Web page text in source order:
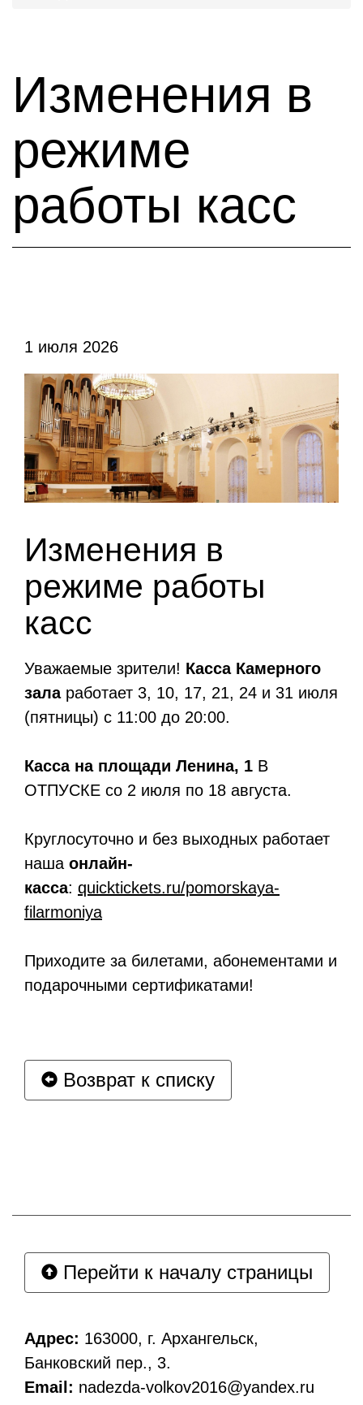
Изменения в
режиме
работы касс
1 июля 2026
Изменения в
режиме работы
касс
Уважаемые зрители! Касса Камерного
залаработает 3, 10, 17, 21, 24 и 31 июля
(пятницы) с 11:00 до 20:00.
Касса на площади Ленина, 1 В
ОТПУСКЕ со 2 июля по 18 августа.
Круглосуточно и без выходных работает
наша онлайн-
касса: quicktickets.ru/pomorskaya-
filarmoniya
Приходите за билетами, абонементами и
подарочными сертификатами!
Возврат к списку
Перейти к началу страницы
Адрес: 163000, г. Архангельск,
Банковский пер., 3.
Email: nadezda-volkov2016@yandex.ru